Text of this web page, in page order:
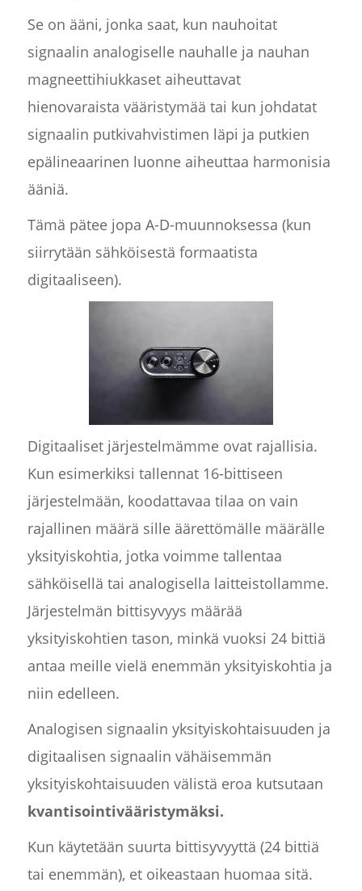
Se on ääni, jonka saat, kun nauhoitat
signaalin analogiselle nauhalle ja nauhan
magneettihiukkaset aiheuttavat
hienovaraista vääristymää tai kun johdatat
signaalin putkivahvistimen läpi ja putkien
epälineaarinen luonne aiheuttaa harmonisia
ääniä.
Tämä pätee jopa A-D-muunnoksessa (kun
siirrytään sähköisestä formaatista
digitaaliseen).
Digitaaliset järjestelmämme ovat rajallisia.
Kun esimerkiksi tallennat 16-bittiseen
järjestelmään, koodattavaa tilaa on vain
rajallinen määrä sille äärettömälle määrälle
yksityiskohtia, jotka voimme tallentaa
sähköisellä tai analogisella laitteistollamme.
Järjestelmän bittisyvyys määrää
yksityiskohtien tason, minkä vuoksi 24 bittiä
antaa meille vielä enemmän yksityiskohtia ja
niin edelleen.
Analogisen signaalin yksityiskohtaisuuden ja
digitaalisen signaalin vähäisemmän
yksityiskohtaisuuden välistä eroa kutsutaan
kvantisointivääristymäksi.
Kun käytetään suurta bittisyvyyttä (24 bittiä
tai enemmän), et oikeastaan huomaa sitä.